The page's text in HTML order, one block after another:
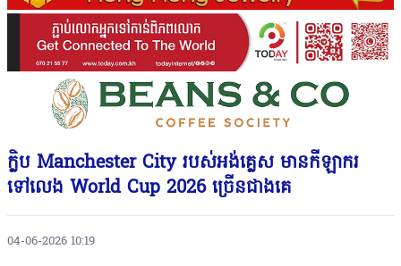
ក្លិប Manchester City របស់អង់គ្លេស មានកីឡាករ
ទៅលេង World Cup 2026 ច្រើនជាងគេ
04-06-2026 10:19